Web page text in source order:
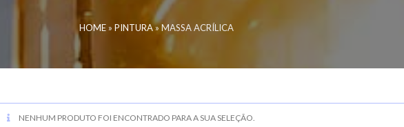
HOME » PINTURA»MASSA ACRÍLICA
NENHUM PRODUTO FOI ENCONTRADO PARA A SUA SELEÇÃO.